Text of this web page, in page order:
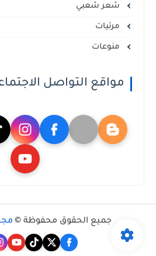
شعر شعبي
مرئيات
منوعات
مواقع التواصل
جميع الحقوق محفوظة ©